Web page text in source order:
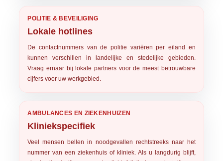
POLITIE & BEVEILIGING
Lokale hotlines
De contactnummers van de politie variëren per eiland en
kunnen verschillen in landelijke en stedelijke gebieden.
Vraag ernaar bij lokale partners voor de meest betrouwbare
cijfers voor uw werkgebied.
AMBULANCES EN ZIEKENHUIZEN
Kliniekspecifiek
Veel mensen bellen in noodgevallen rechtstreeks naar het
nummer van een ziekenhuis of kliniek. Als u langdurig blijft,